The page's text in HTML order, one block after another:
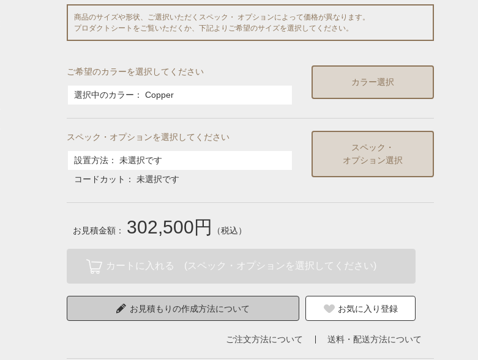
商品のサイズや形状、ご選択いただくスペック・ オプションによって価格が異なります。
プロダクトシートをご覧いただくか、下記よりご希望のサイズを選択してください。
ご希望のカラーを選択してください
選択中のカラー： Copper
カラー選択
スペック・オプションを選択してください
設置方法 ：
未選択です
コードカット ： 未選択です
スペック・
オプション選択
お見積金額： 302,500円 （税込）
カートに入れる (スペック・オプションを選択してください)
お見積もりの作成方法について お気に入り登録
ご注文方法について 送料・配送方法について